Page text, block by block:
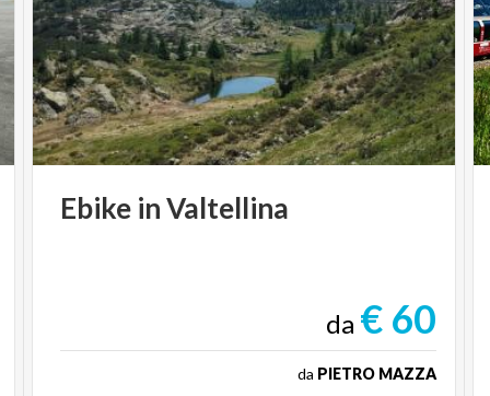
Ebike inValtellina
da € 60
da PIETRO MAZZA